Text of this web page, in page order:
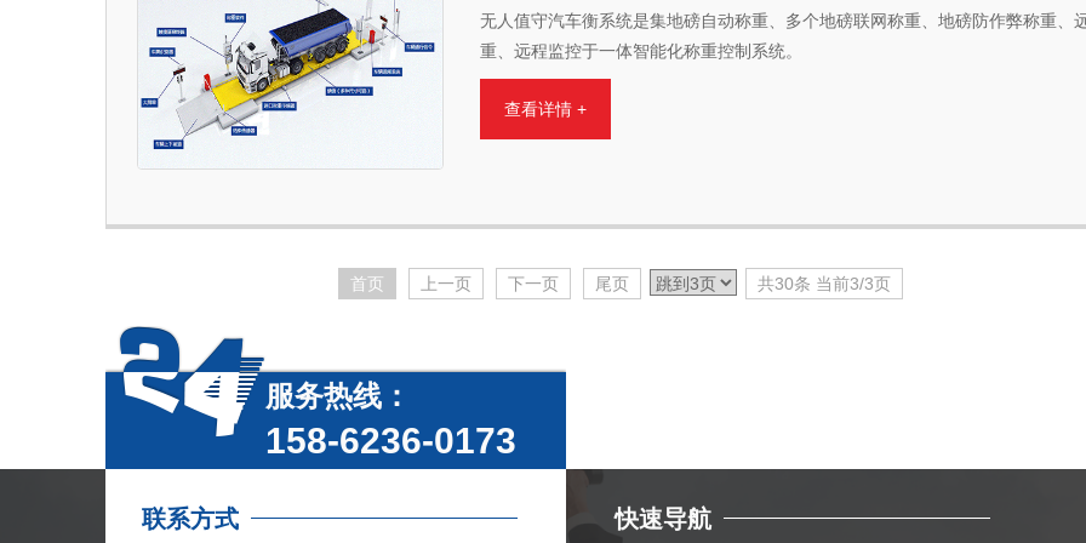
无人值守汽车衡系统是集地磅自动称重、多个地磅联网称重、地磅防作弊称重、
重、远程监控于一体智能化称重控制系统。
查看详情 +
首页 上一页 下一页 尾页 共30条 当前3/3页
服务热线：
158-6236-0173
联系方式 快速导航